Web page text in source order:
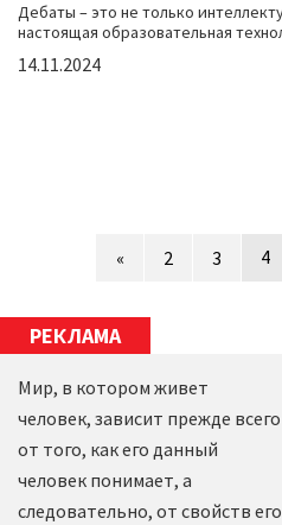
Дебаты – это не только
настоящая образовательная
14.11.2024
« 2 3 4
РЕКЛАМА
Мир, в котором живет
человек, зависит прежде всего
от того, как его данный
человек понимает, а
следовательно, от свойств его